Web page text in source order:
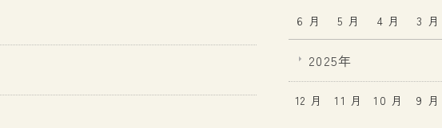
6 月 5 月 4 月 3 月
2025年
12 月 11 月 10 月 9 月